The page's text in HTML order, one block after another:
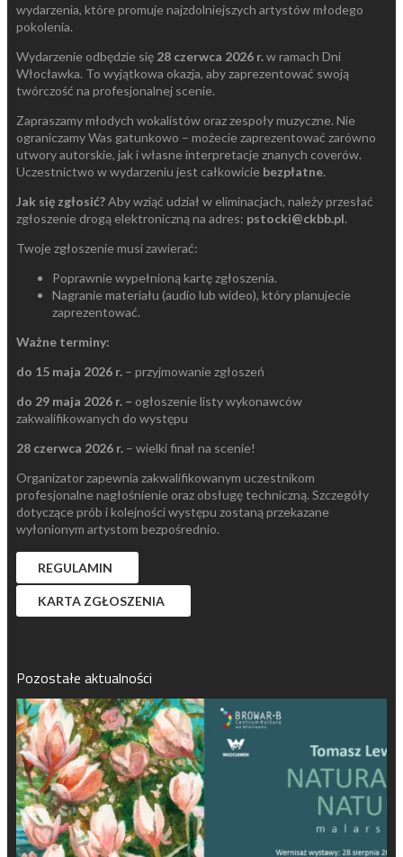
wydarzenia, które promuje najzdolniejszych artystów młodego
pokolenia.
Wydarzenie odbędzie się 28 czerwca 2026 r.w ramach Dni
Włocławka. To wyjątkowa okazja, aby zaprezentować swoją
twórczość na profesjonalnej scenie.
Zapraszamy młodych wokalistów oraz zespoły muzyczne. Nie
ograniczamy Was gatunkowo – możecie zaprezentować zarówno
utwory autorskie, jak i własne interpretacje znanych coverów.
Uczestnictwo w wydarzeniu jest całkowicie bezpłatne.
Jak się zgłosić?Aby wziąć udział w eliminacjach, należy przesłać
zgłoszenie drogą elektroniczną na adres: pstocki@ckbb.pl.
Twoje zgłoszenie musi zawierać:
Poprawnie wypełnioną kartę zgłoszenia.
Nagranie materiału (audio lub wideo), który planujecie
zaprezentować.
Ważne terminy:
do 15 maja 2026 r. – przyjmowanie zgłoszeń
do 29 maja 2026 r. – ogłoszenie listy wykonawców
zakwalifikowanych do występu
28 czerwca 2026 r. – wielki finał na scenie!
Organizator zapewnia zakwalifikowanym uczestnikom
profesjonalne nagłośnienie oraz obsługę techniczną. Szczegóły
dotyczące prób i kolejności występu zostaną przekazane
wyłonionym artystom bezpośrednio.
REGULAMIN
KARTA ZGŁOSZENIA
Pozostałe aktualności